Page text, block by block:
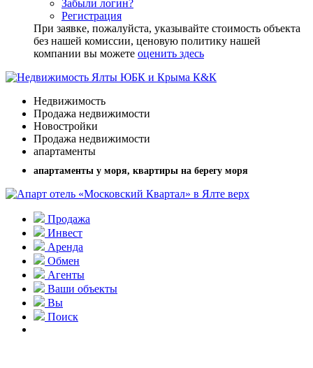
Забыли логин?
Регистрация
При заявке, пожалуйста, указывайте стоимость объекта
без нашей комиссии, ценовую политику нашей
компании вы можете оценить здесь
Недвижимость
Продажа недвижимости
Новостройки
Продажа недвижимости
апартаменты
апартаменты у моря, квартиры на берегу моря
Продажа
Инвест
Аренда
Обмен
Агенты
Ваши объекты
Вы
Поиск